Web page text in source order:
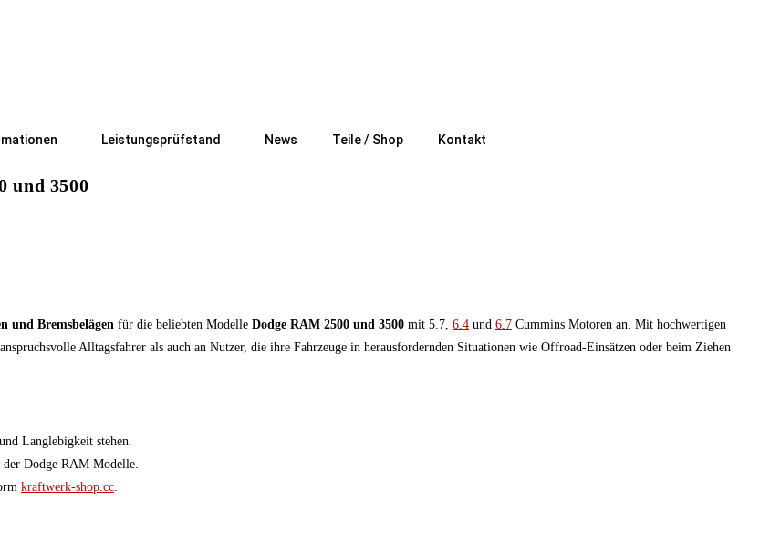
Leistungsprüfstand News Teile / Shop Kontakt
und 3500
und Bremsbelägen für die beliebten Modelle Dodge RAM 2500 und 3500 mit 5.7, 6.4 und 6.7 Cummins Motoren an. Mit hochwertigen
Alltagsfahrer als auch an Nutzer, die ihre Fahrzeuge in herausfordernden Situationen wie Offroad-Einsätzen oder beim Ziehen
Langlebigkeit stehen.
der Dodge RAM Modelle.
kraftwerk-shop.cc.